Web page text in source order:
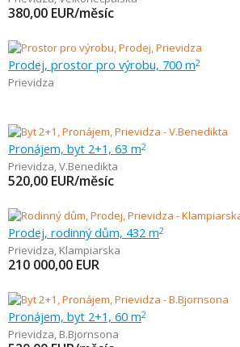
380,00 EUR/měsíc
Prodej, prostor pro výrobu, 700 m2
Prievidza
Pronájem, byt 2+1, 63 m2
Prievidza,V.Benedikta
520,00 EUR/měsíc
Prodej, rodinný dům, 432 m2
Prievidza, Klampiarska
210 000,00 EUR
Pronájem, byt 2+1, 60 m2
Prievidza, B.Bjornsona